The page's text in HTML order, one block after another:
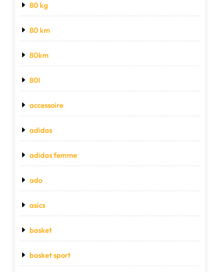
80 kg
80 km
80km
80l
accessoire
adidas
adidas femme
ado
asics
basket
basket sport